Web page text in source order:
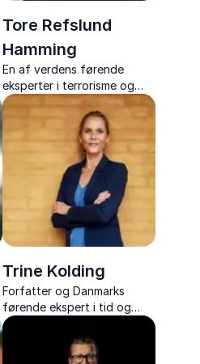
Tore Refslund
Hamming
En af verdens førende
eksperter i terrorisme og
radikalisering. Han giver et
unikt indblik i ekstremisme
og kontraterror.
Trine Kolding
Forfatter og Danmarks
førende ekspert i tid og
effektivitet. Trine Kolding
giver jer nøglerne til fokus,
balance og bedre